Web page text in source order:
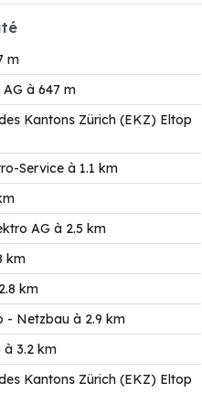
m
à 647 m
Kantons Zürich (EKZ) Eltop
Service à 1.1 km
AG à 2.5 km
km
km
- Netzbau à 2.9 km
à 3.2 km
Kantons Zürich (EKZ) Eltop